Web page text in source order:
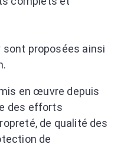
proposées ainsi
en œuvre depuis
des efforts
de qualité des
de